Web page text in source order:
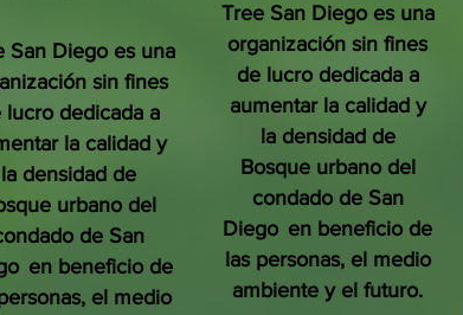
San Diego es una
sin fines
lucro dedicada a
la calidad y
la densidad de
urbano del
de San
en beneficio de
el medio
Tree San Diego es una
organización sin fines
de lucro dedicada a
aumentar la calidad y
la densidad de
Bosque urbano del
condado de San
Diego en beneficio de
las personas, el medio
ambiente y el futuro.